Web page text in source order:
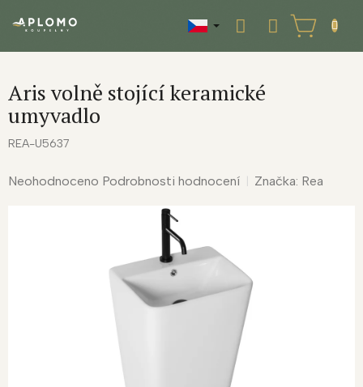
NÁKUPNÍ
KOŠÍK
Aris volně stojící keramické
umyvadlo
REA-U5637
Průměrné
Neohodnoceno Podrobnosti hodnocení Značka: Rea